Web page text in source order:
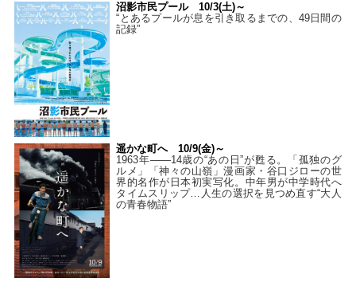
沼影市民プール 10/3(土)～
“とあるプールが息を引き取るまでの、49日間の
記録”
遥かな町へ 10/9(金)～
1963年――14歳の“あの日”が甦る。「孤独のグ
ルメ」「神々の山嶺」漫画家・谷口ジローの世
界的名作が日本初実写化。中年男が中学時代へ
タイムスリップ…人生の選択を見つめ直す“大人
の青春物語”